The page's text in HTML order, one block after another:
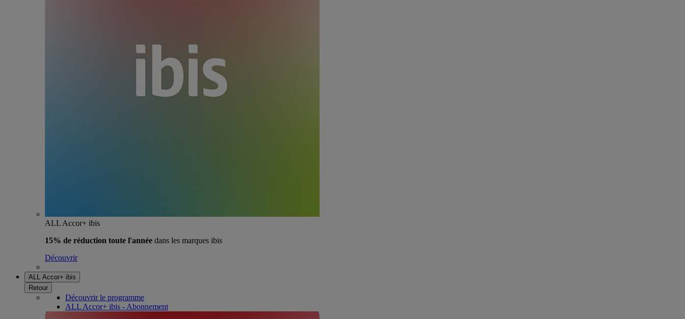
ALL Accor+ ibis
15% de réduction toute l'année dans les marques ibis
Découvrir
ALL Accor+ ibis
Retour
Découvrir le programme
ALL Accor+ ibis - Abonnement